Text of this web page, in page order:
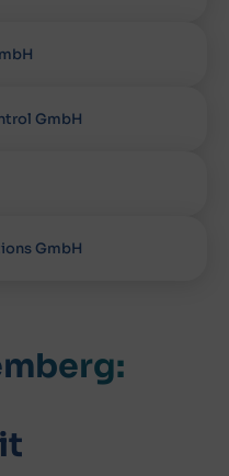
GmbH
GmbH